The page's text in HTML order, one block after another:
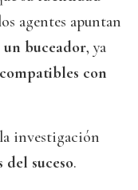
agentes apuntan
buceador, ya
con
investigación
del suceso.